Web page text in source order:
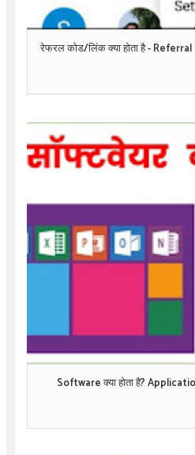
रेफरल कोड/लिंक क्या होता है -
Software क्या होता है?